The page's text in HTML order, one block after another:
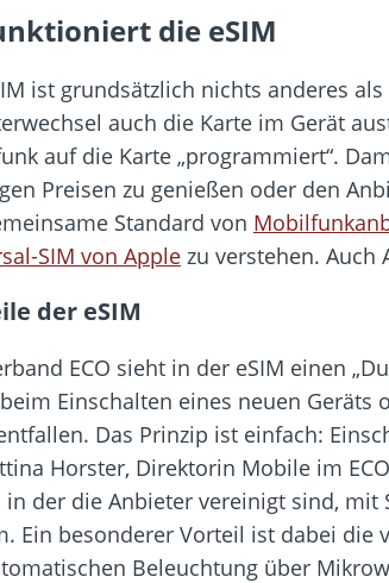
die eSIM
ist grundsätzlich nichts anderes
auch die Karte im Gerät
auf die Karte „programmiert“.
Preisen zu genießen oder den
Standard von
SIM von Apple zu verstehen. Auch
der eSIM
ECO sieht in der eSIM einen
Einschalten eines neuen Geräts
Das Prinzip ist einfach:
Horster, Direktorin Mobile im
in der die Anbieter vereinigt sind, mit
Ein besonderer Vorteil ist dabei
Beleuchtung über